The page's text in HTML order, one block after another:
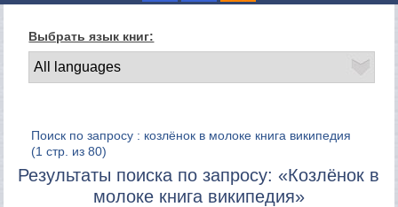
Выбрать язык книг:
Поиск по запросу : козлёнок в молоке книга википедия
(1 стр. из 80)
Результаты поиска по запросу: «Козлёнок в
молоке книга википедия»